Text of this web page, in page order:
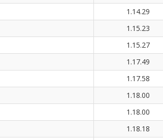
1.14.29
1.15.23
1.15.27
1.17.49
1.17.58
1.18.00
1.18.00
1.18.18